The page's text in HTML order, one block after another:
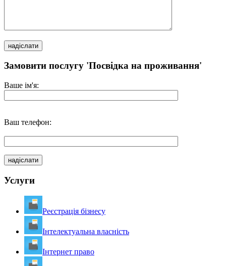
Замовити послугу 'Посвідка на проживання'
Ваше ім'я:
Ваш телефон:
Услуги
Реєстрація бізнесу
Інтелектуальна власність
Інтернет право